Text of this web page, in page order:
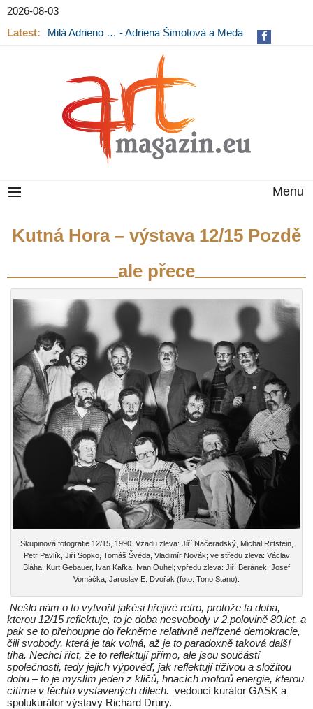
2026-08-03
Latest:
Milá Adrieno … - Adriena Šimotová a Meda
Menu
Kutná Hora – výstava 12/15 Pozdě
ale přece
Skupinová fotografie 12/15, 1990. Vzadu zleva: Jiří Načeradský, Michal Rittstein,
Petr Pavlík, Jiří Sopko, Tomáš Švéda, Vladimír Novák; ve středu zleva: Václav
Bláha, Kurt Gebauer, Ivan Kafka, Ivan Ouhel; vpředu zleva: Jiří Beránek, Josef
Vomáčka, Jaroslav E. Dvořák (foto: Tono Stano).
Nešlo nám o to vytvořit jakési hřejivé retro, protože ta doba,
kterou 12/15 reflektuje, to je doba nesvobody v 2.polovině 80.let, a
pak se to přehoupne do řekněme relativně neřízené demokracie,
čili svobody, která je tak volná, až je to paradoxně taková další
tíha. Nechci říct, že to reflektují přímo, ale jsou součástí
společnosti, tedy jejich výpověď, jak reflektují tíživou a složitou
dobu – to je myslím jeden z klíčů, hnacích motorů energie, kterou
cítíme v těchto vystavených dílech. vedoucí kurátor GASK a
spolukurátor výstavy Richard Drury.